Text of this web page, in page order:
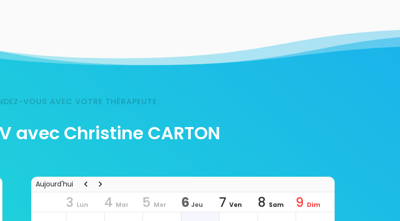
VOUS AVEC VOTRE THÉRAPEUTE
avec Christine CARTON
Aujourd'hui
3 Lun 4 Mar 5 Mer 6 Jeu 7 Ven 8 Sam 9 Dim
8h00